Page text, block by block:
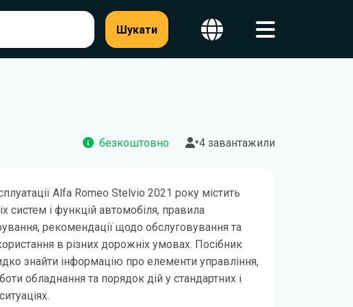
Шукати
безкоштовно 4 завантажили
Alfa Romeo Stelvio 2021 року містить
систем і функцій автомобіля, правила
рекомендації щодо обслуговування та
в різних дорожніх умовах. Посібник
знайти інформацію про елементи управління,
обладнання та порядок дій у стандартних і